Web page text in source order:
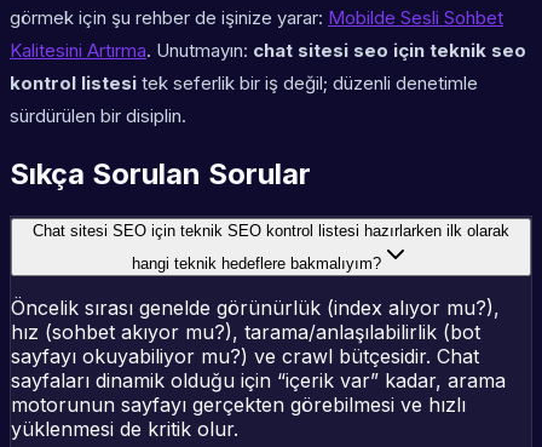
görmek için şu rehber de işinize yarar: Mobilde Sesli Sohbet
Kalitesini Artırma. Unutmayın: chat sitesi seo için teknik seo
kontrol listesi tek seferlik bir iş değil; düzenli denetimle
sürdürülen bir disiplin.
Sıkça Sorulan Sorular
Chat sitesi SEO için teknik SEO kontrol listesi hazırlarken ilk olarak
hangi teknik hedeflere bakmalıyım?
Öncelik sırası genelde görünürlük (index alıyor mu?),
hız (sohbet akıyor mu?), tarama/anlaşılabilirlik (bot
sayfayı okuyabiliyor mu?) ve crawl bütçesidir. Chat
sayfaları dinamik olduğu için “içerik var” kadar, arama
motorunun sayfayı gerçekten görebilmesi ve hızlı
yüklenmesi de kritik olur.